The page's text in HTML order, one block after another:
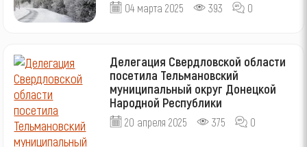
04 марта 2025 393 0
Делегация Свердловской области
посетила Тельмановский
муниципальный округ Донецкой
Народной Республики
20 апреля 2025 375 0